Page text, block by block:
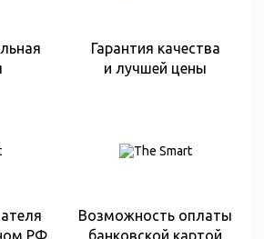
Гарантия качества
и лучшей цены
РФ
Возможность оплаты
банковской картой